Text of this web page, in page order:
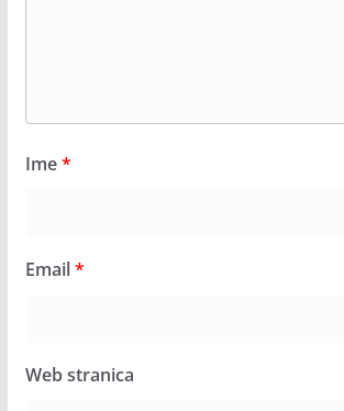
Ime*
Email*
Web stranica